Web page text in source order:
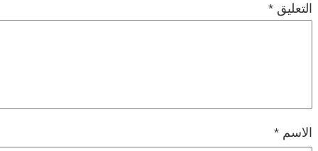
التعليق *
الاسم *